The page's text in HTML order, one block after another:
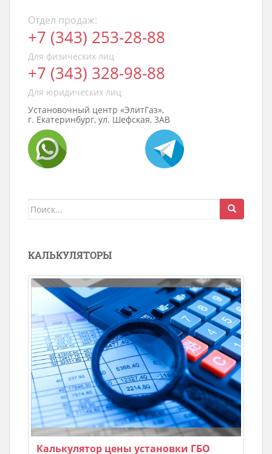
Отдел продаж:
+7 (343) 253-28-88
Для физических лиц
+7 (343) 328-98-88
Для юридических лиц
Установочный центр «ЭлитГаз»,
г. Екатеринбург, ул. Шефская, 3АВ
Поиск
КАЛЬКУЛЯТОРЫ
Калькулятор цены установки ГБО